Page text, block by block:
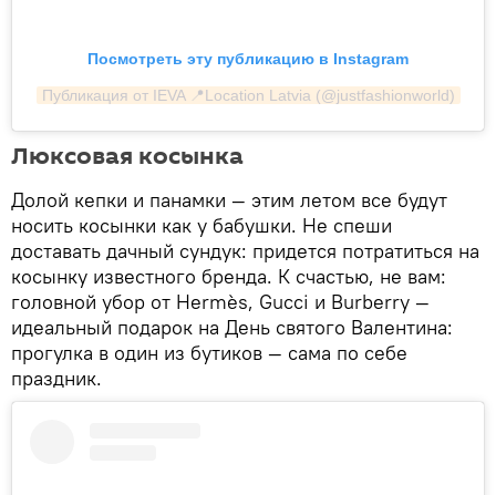
Посмотреть эту публикацию в Instagram
Публикация от IEVA 📍Location Latvia (@justfashionworld)
Люксовая косынка
Долой кепки и панамки — этим летом все будут
носить косынки как у бабушки. Не спеши
доставать дачный сундук: придется потратиться на
косынку известного бренда. К счастью, не вам:
головной убор от Hermès, Gucci и Burberry —
идеальный подарок на День святого Валентина:
прогулка в один из бутиков — сама по себе
праздник.